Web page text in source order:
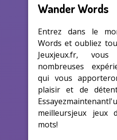
Wander Words
Entrez dans le
Words et oubliez
Jeuxjeux.fr,
nombreuses
qui vous
plaisir et de
meilleursjeux jeux
mots!